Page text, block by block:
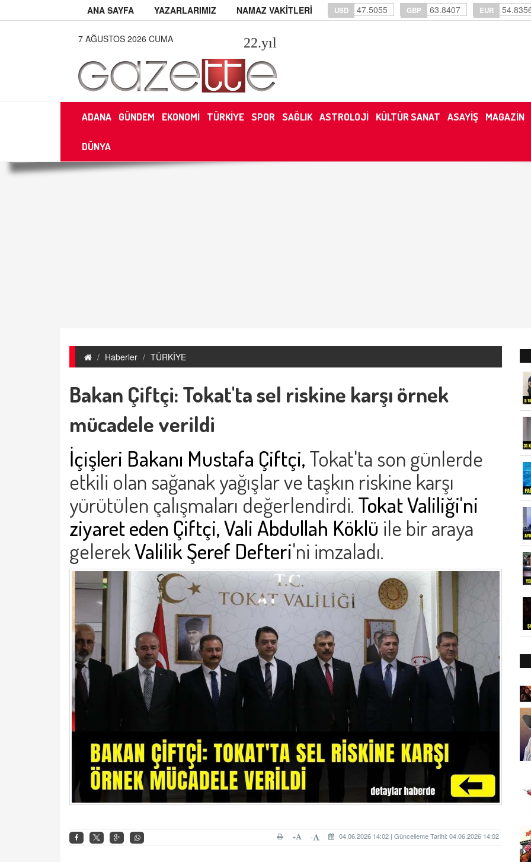
ANA SAYFA YAZARLARIMIZ NAMAZ VAKİTLERİ USD 47.5055 GBP 63.8407 EUR
7 AĞUSTOS 2026 CUMA 22.yıl
ADANA GÜNDEM EKONOMİ TÜRKİYE SPOR SAĞLIK ASTROLOJİ KÜLTÜR SANAT ASAYİŞ MAGAZİN
DÜNYA
Haberler TÜRKİYE
Bakan Çiftçi: Tokat'ta sel riskine karşı örnek
mücadele verildi
İçişleri Bakanı Mustafa Çiftçi,Tokat'ta son günlerde
etkili olan sağanak yağışlar ve taşkın riskine karşı
yürütülen çalışmaları değerlendirdi.Tokat Valiliği'ni
ziyaret eden Çiftçi,Vali Abdullah Köklü ile bir araya
gelerekValilik Şeref Defteri'ni imzaladı.
04.06.2026 14:02 | Güncelleme Tarihi: 04.06.2026 14:02
-
+